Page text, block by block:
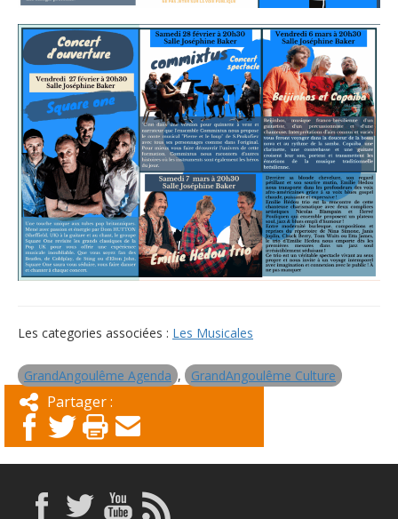
Les categories associées : Les Musicales
GrandAngoulême Agenda , GrandAngoulême Culture
Partager :